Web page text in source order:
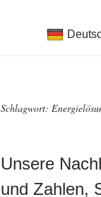
Schlagwort:
Unsere
und Zahlen,